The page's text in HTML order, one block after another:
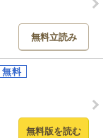
無料立読み
無料版を読む